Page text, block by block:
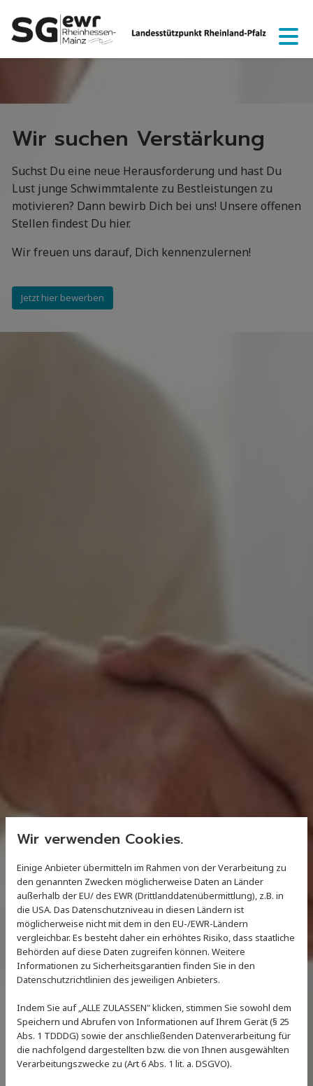
Wir suchen Verstärkung
Suchst Du eine neue Herausforderung und hast Du
Lust junge Schwimmtalente zu Bestleistungen zu
motivieren? Dann bewirb Dich bei uns! Unsere offenen
Stellen findest Du hier.
Wir freuen uns darauf, Dich kennenzulernen!
Jetzt hier bewerben
Wir verwenden Cookies.
Einige Anbieter übermitteln im Rahmen von der Verarbeitung zu
den genannten Zwecken möglicherweise Daten an Länder
außerhalb der EU/ des EWR (Drittlanddatenübermittlung), z.B. in
die USA. Das Datenschutzniveau in diesen Ländern ist
möglicherweise nicht mit dem in den EU-/EWR-Ländern
vergleichbar. Es besteht daher ein erhöhtes Risiko, dass staatliche
Behörden auf diese Daten zugreifen können. Weitere
Informationen zu Sicherheitsgarantien finden Sie in den
Datenschutzrichtlinien des jeweiligen Anbieters.
Indem Sie auf „ALLE ZULASSEN" klicken, stimmen Sie sowohl dem
Speichern und Abrufen von Informationen auf Ihrem Gerät (§ 25
Abs. 1 TDDDG) sowie der anschließenden Datenverarbeitung für
die nachfolgend dargestellten bzw. die von Ihnen ausgewählten
Verarbeitungszwecke zu (Art 6 Abs. 1 lit. a. DSGVO).